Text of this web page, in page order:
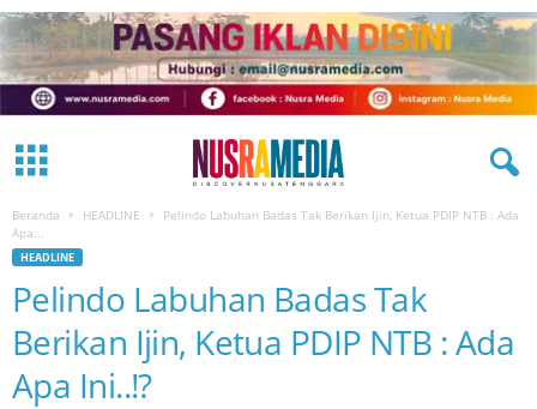
Beranda HEADLINE
Pelindo Labuhan Badas Tak Berikan Ijin, Ketua PDIP NTB : Ada
Apa...
HEADLINE
Pelindo Labuhan Badas Tak
Berikan Ijin, Ketua PDIP NTB : Ada
Apa Ini..!?